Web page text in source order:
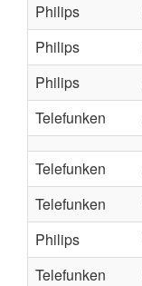
Philips
Philips
Philips
Telefunken
Telefunken
Telefunken
Philips
Telefunken